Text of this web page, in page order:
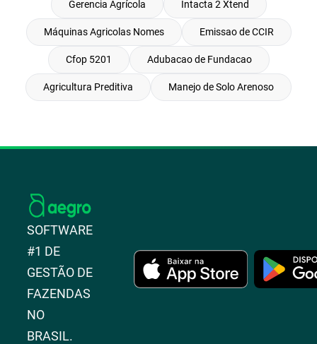
Gerencia Agrícola Intacta 2 Xtend
Máquinas Agricolas Nomes Emissao de CCIR
Cfop 5201 Adubacao de Fundacao
Agricultura Preditiva Manejo de Solo Arenoso
SOFTWARE
#1 DE
GESTÃO DE
FAZENDAS
NO
BRASIL.